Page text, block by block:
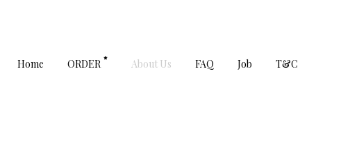
Home ORDER About Us FAQ Job T&C